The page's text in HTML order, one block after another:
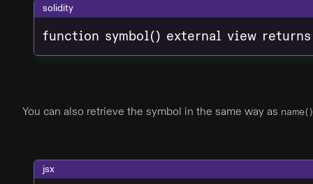
solidity
function symbol() external view
You can also retrieve the symbol in the same way as name()
jsx